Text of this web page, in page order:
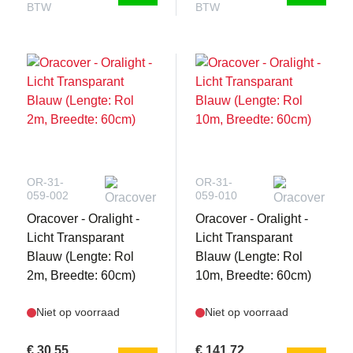
BTW
BTW
OR-31-
059-002
Oracover - Oralight -
Licht Transparant
Blauw (Lengte: Rol
2m, Breedte: 60cm)
Niet op voorraad
€ 30,55
OR-31-
059-010
Oracover - Oralight -
Licht Transparant
Blauw (Lengte: Rol
10m, Breedte: 60cm)
Niet op voorraad
€ 141,72